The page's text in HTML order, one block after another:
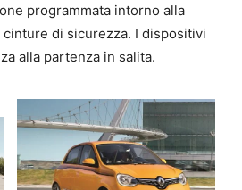
programmata intorno alla
di sicurezza. I dispositivi
alla partenza in salita.